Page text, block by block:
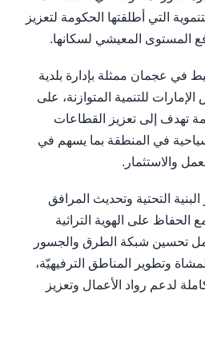
التي أطلقتها الحكومة لتعزيز
المستوى المعيشي لسكانها.
في عجمان ممثلة بإدارة بلدية
للتنمية المتوازنة، على
تهدف إلى تعزيز القطاعات
في المنطقة بما يسهم في
والاستثمار.
التحتية وتحديث المرافق
الحفاظ على الهوية التراثية
تحسين شبكة الطرق والجسور
وتطوير المناطق الترفيهيّة،
لدعم رواد الأعمال وتعزيز